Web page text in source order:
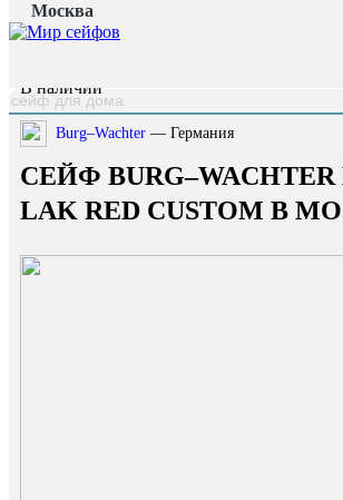
Москва
Главная страница
Каталог /
В наличии
Burg–Wachter — Германия
СЕЙФ BURG–WACHTER
LAK RED CUSTOM В